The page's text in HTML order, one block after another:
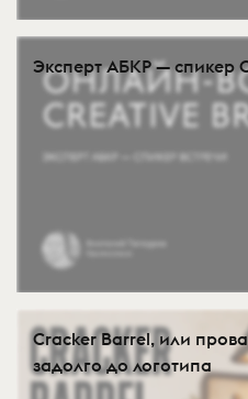
Эксперт АБКР — спикер
Cracker Barrel, или
задолго до логотипа